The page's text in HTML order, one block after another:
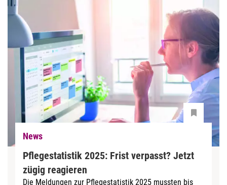
News
Pflegestatistik 2025: Frist verpasst? Jetzt
zügig reagieren
Die Meldungen zur Pflegestatistik 2025 mussten bis